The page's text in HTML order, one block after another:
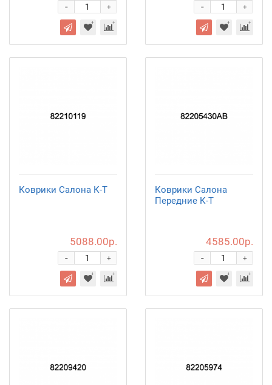
+
- +
-
Коврики Салона К-Т
5088.00р.
+
-
Коврики Салона
Передние К-Т
4585.00р.
+
-